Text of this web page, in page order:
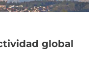
global